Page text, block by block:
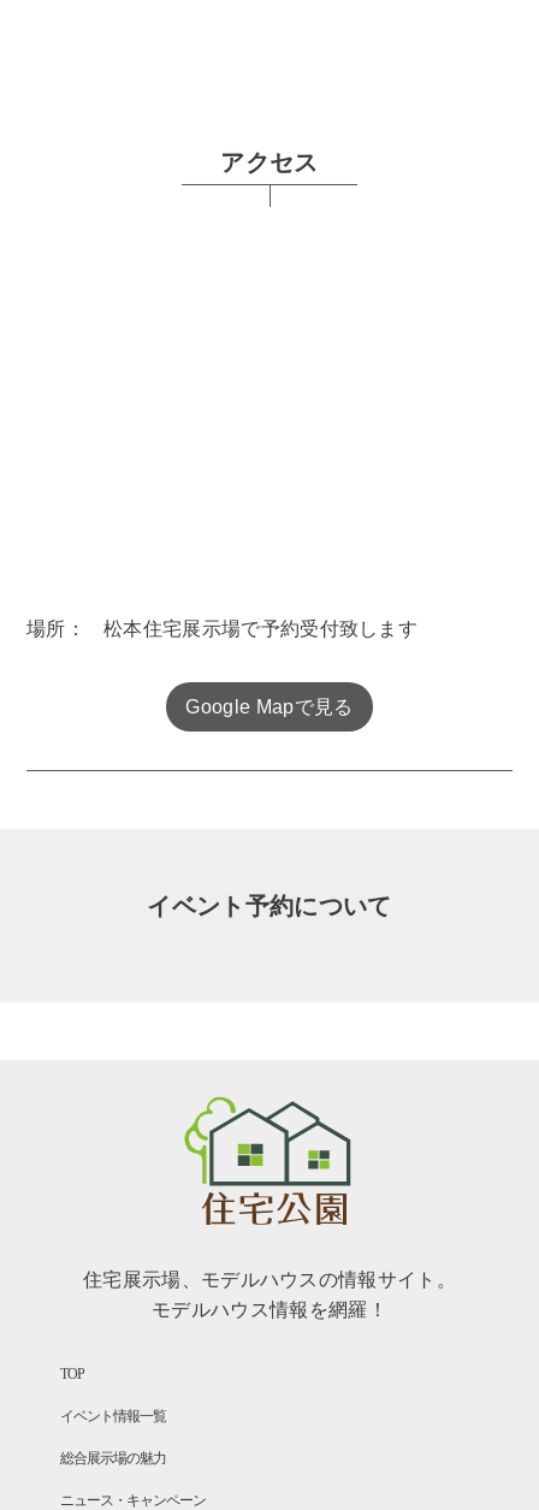
アクセス
場所： 松本住宅展示場で予約受付致します
Google Mapで見る
イベント予約について
住宅展示場、モデルハウスの情報サイト。
モデルハウス情報を網羅！
TOP
イベント情報一覧
総合展示場の魅力
ニュース・キャンペーン